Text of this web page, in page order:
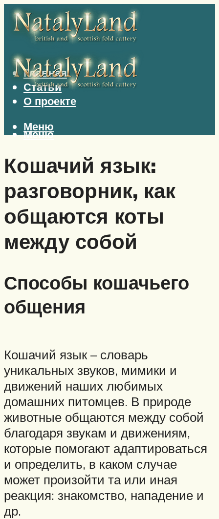
Главная
Статьи
О проекте
Меню
Меню
Кошачий язык:
разговорник, как
общаются коты
между собой
Способы кошачьего
общения
Кошачий язык – словарь
уникальных звуков, мимики и
движений наших любимых
домашних питомцев. В природе
животные общаются между собой
благодаря звукам и движениям,
которые помогают адаптироваться
и определить, в каком случае
может произойти та или иная
реакция: знакомство, нападение и
др.